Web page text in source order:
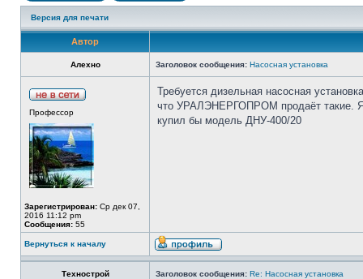
Версия для печати
Автор
Алехно Заголовок сообщения: Насосная установка
Профессор
Зарегистрирован: Ср дек 07,
2016 11:12 pm
Сообщения: 55
Требуется дизельная насосная
что УРАЛЭНЕРГОПРОМ продаёт такие. Я
купил бы модель ДНУ-400/20
Вернуться к началу
Технострой Заголовок сообщения: Re: Насосная установка